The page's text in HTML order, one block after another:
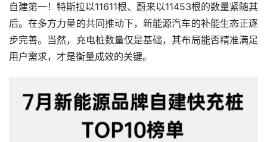
自建第一！特斯拉以11611根、蔚来以11453根的数量紧随其
后。在多方力量的共同推动下，新能源汽车的补能生态正逐
步完善。当然，充电桩数量仅是基础，其布局能否精准满足
用户需求，才是衡量成效的关键。